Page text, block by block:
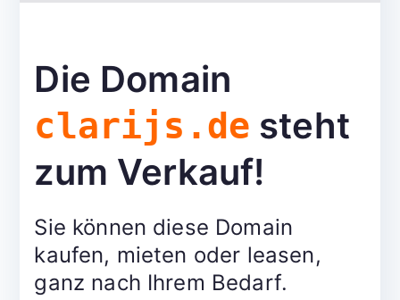
Die Domain
clarijs.de steht
zum Verkauf!
Sie können diese Domain
kaufen, mieten oder leasen,
ganz nach Ihrem Bedarf.